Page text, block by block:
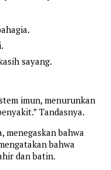
sayang.
imun, menurunkan
Tandasnya.
menegaskan bahwa
bahwa
dan batin.